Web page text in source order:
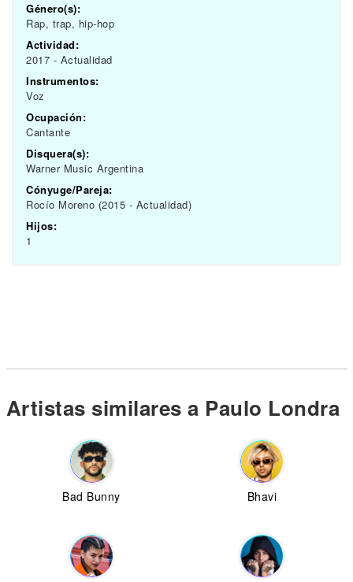
Género(s):
Rap, trap, hip-hop
Actividad:
2017 - Actualidad
Instrumentos:
Voz
Ocupación:
Cantante
Disquera(s):
Warner Music Argentina
Cónyuge/Pareja:
Rocío Moreno (2015 - Actualidad)
Hijos:
1
Artistas similares a Paulo Londra
Bad Bunny Bhavi